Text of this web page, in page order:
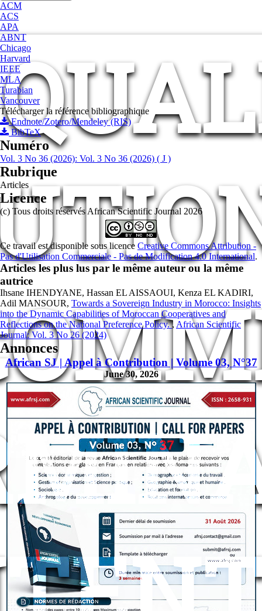
ACM
ACS
APA
ABNT
Chicago
Harvard
IEEE
MLA
Turabian
Vancouver
Télécharger la référence bibliographique
Endnote/Zotero/Mendeley (RIS)
BibTeX
Numéro
Vol. 3 No 36 (2026): Vol. 3 No 36 (2026) ( J )
Rubrique
Articles
Licence
(c) Tous droits réservés African Scientific Journal 2026
Ce travail est disponible sous licence Creative Commons Attribution -
Pas d'Utilisation Commerciale - Pas de Modification 4.0 International.
Articles les plus lus par le même auteur ou la même
autrice
Ihsane IHENDYANE, Hassan EL AISSAOUI, Kenza EL KADIRI,
Adil MANSOUR, Towards a Sovereign Industry in Morocco: Insights
into the Dynamic Capabilities of Moroccan Cooperatives and
Reflections on the National Preference Policy., African Scientific
Journal: Vol. 3 No 26 (2024)
Annonces
African SJ | Appel à Contribution | Volume 03, N°37
June 30, 2026